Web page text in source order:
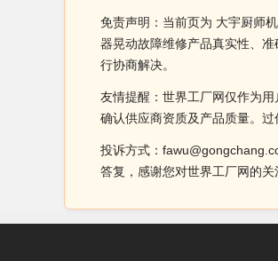
免责声明：当前页为 大宇厨师
器晃动故障维修产品真实性、
行协商解决。
友情提醒：世界工厂网仅作为
确认供应商资质及产品质量。
投诉方式：
答复，感谢您对世界工厂网的关